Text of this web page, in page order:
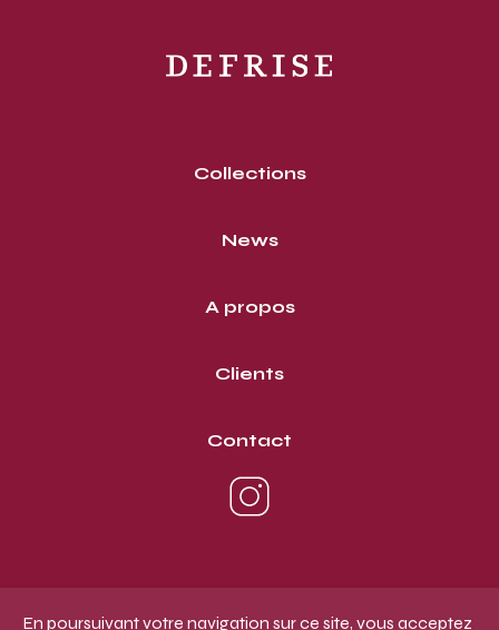
Collections
News
A propos
Clients
Contact
En poursuivant votre navigation sur ce site, vous acceptez